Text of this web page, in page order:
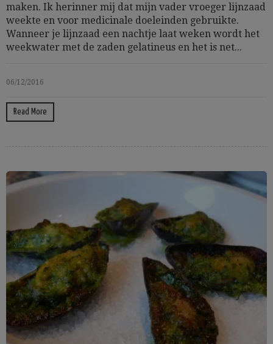
maken. Ik herinner mij dat mijn vader vroeger lijnzaad
weekte en voor medicinale doeleinden gebruikte.
Wanneer je lijnzaad een nachtje laat weken wordt het
weekwater met de zaden gelatineus en het is net...
06/12/2016
Read More